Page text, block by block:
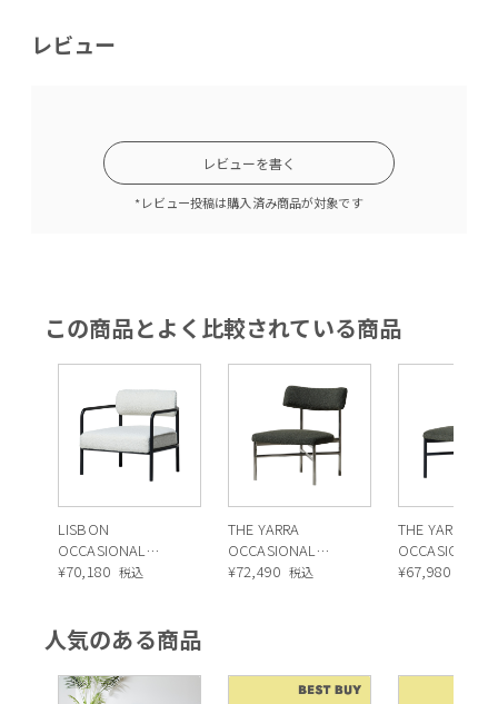
レビュー
レビューを書く
*レビュー投稿は購入済み商品が対象です
この商品とよく比較されている商品
LISBON
OCCASIONAL
CHAIR（リスボン
¥70,180 税込
THE YARRA
OCCASIONAL
CHAIR（ザ・ヤラ
¥72,490 税込
THE YARRA
OCCASIONAL
CHAIR（ザ・
¥67,980
人気のある商品